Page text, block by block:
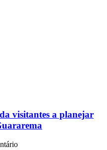
visitantes a planejar